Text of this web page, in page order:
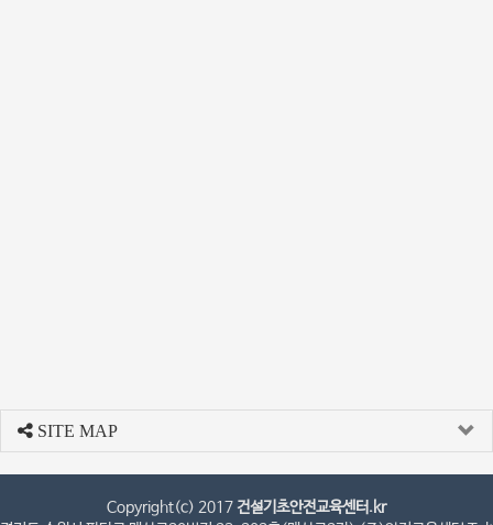
SITE MAP
Copyright(c) 2017건설기초안전교육센터.kr